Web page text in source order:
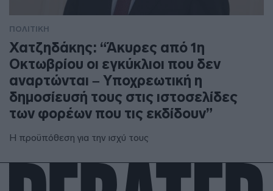
ΠΟΛΙΤΙΚΗ
Χατζηδάκης: “Άκυρες από 1η
Οκτωβρίου οι εγκύκλιοι που δεν
αναρτώνται – Υποχρεωτική η
δημοσίευσή τους στις ιστοσελίδες
των φορέων που τις εκδίδουν”
Η προϋπόθεση για την ισχύ τους